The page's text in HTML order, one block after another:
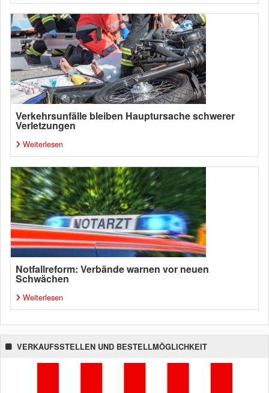
Verkehrsunfälle bleiben Hauptursache schwerer
Verletzungen
Weiterlesen
Notfallreform: Verbände warnen vor neuen
Schwächen
Weiterlesen
VERKAUFSSTELLEN UND BESTELLMÖGLICHKEIT